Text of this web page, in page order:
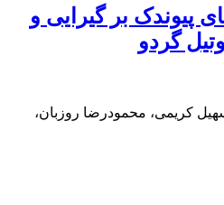
پیوندک بر گیرایی و
گردو
کریمی، محمودرضا روزبان،